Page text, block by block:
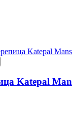
Katepal